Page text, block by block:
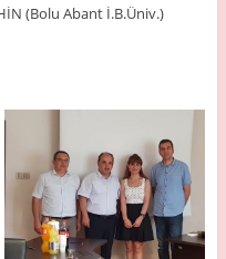
(Bolu Abant İ.B.Üniv.)